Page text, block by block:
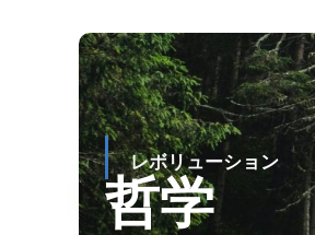
レボリューション
哲学